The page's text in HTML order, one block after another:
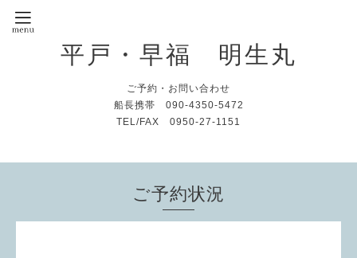
平戸・早福 明生丸
ご予約・お問い合わせ
船長携帯 090-4350-5472
TEL/FAX 0950-27-1151
ご予約状況